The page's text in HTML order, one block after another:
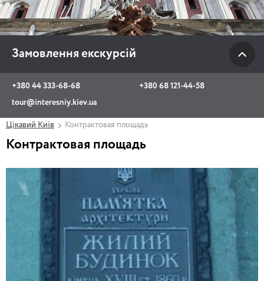
Замовлення екскурсій
+380 44 333-68-68
+380 68 121-44-58
tour@interesniy.kiev.ua
з 10.00 до 19:30 щоденно
Viber WhatsApp
Цікавий Київ Контрактовая площадь
Контрактовая площадь